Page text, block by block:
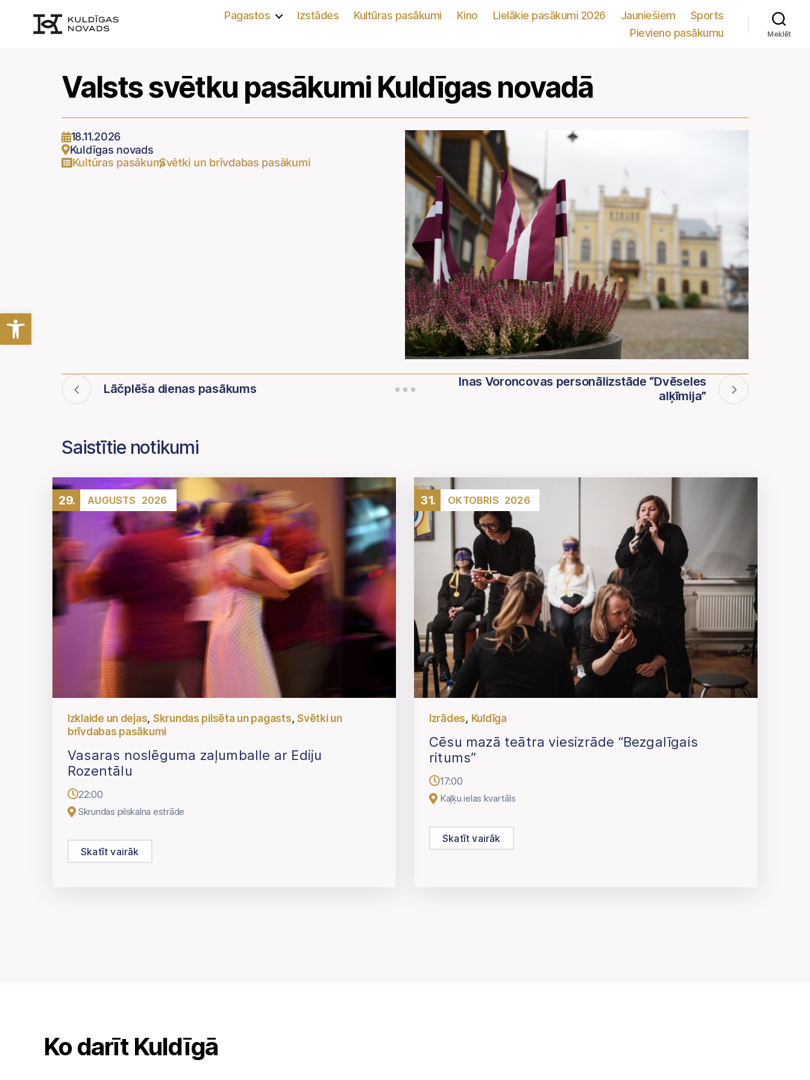
Open toolbar
Pagastos Izstādes Kultūras pasākumi Kino Lielākie pasākumi 2026 Jauniešiem
Sports
Pievieno pasākumu
Meklēt
Valsts svētku pasākumi Kuldīgas novadā
18.11.2026
Kuldīgas novads
Kultūras pasākumi
,
Svētki un brīvdabas pasākumi
Lāčplēša dienas pasākums
Inas Voroncovas personālizstāde “Dvēseles
alķīmija”
Saistītie notikumi
29. AUGUSTS 2026
Izklaide un dejas, Skrundas pilsēta un pagasts,Svētki un
brīvdabas pasākumi
Vasaras noslēguma zaļumballe ar Ediju
Rozentālu
22:00
Skrundas pilskalna estrāde
Skatīt vairāk
31. OKTOBRIS 2026
Izrādes, Kuldīga
Cēsu mazā teātra viesizrāde “Bezgalīgais
ritums”
17:00
Kaļķu ielas kvartāls
Skatīt vairāk
Ko darīt Kuldīgā